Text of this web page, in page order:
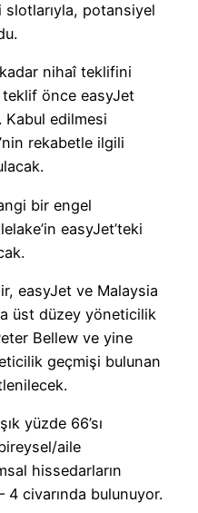
slotlarıyla, potansiyel
nihaî teklifini
önce easyJet
Kabul edilmesi
rekabetle ilgili
bir engel
easyJet’teki
easyJet ve Malaysia
üst düzey yöneticilik
Bellew ve yine
geçmişi bulunan
yüzde 66’sı
aile
hissedarların
4 civarında bulunuyor.